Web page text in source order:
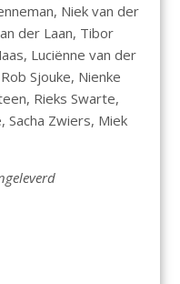
Niek van der
der Laan, Tibor
Luciënne van der
Sjouke, Nienke
Rieks Swarte,
Sacha Zwiers, Miek